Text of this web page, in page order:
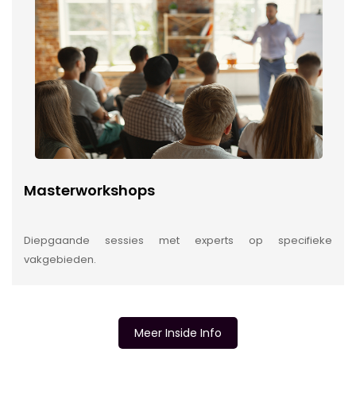
Masterworkshops
Diepgaande sessies met experts op specifieke
vakgebieden.
Meer Inside Info